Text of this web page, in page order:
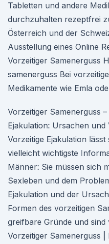
Tabletten und andere
durchzuhalten rezeptfrei
Österreich und der
Ausstellung eines Online
Vorzeitiger Samenerguss
samenerguss Bei
Medikamente wie Emla
Vorzeitiger Samenerguss
Ejakulation: Ursachen
Vorzeitige Ejakulation lässt
vielleicht wichtigste
Männer: Sie müssen sich
Sexleben und dem
Ejakulation und der
Formen des vorzeitigen
greifbare Gründe und sind
Vorzeitiger Samenerguss |